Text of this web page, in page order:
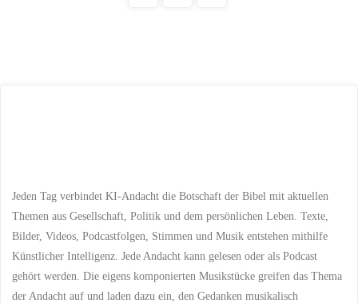
Jeden Tag verbindet KI-Andacht die Botschaft der Bibel mit aktuellen
Themen aus Gesellschaft, Politik und dem persönlichen Leben. Texte,
Bilder, Videos, Podcastfolgen, Stimmen und Musik entstehen mithilfe
Künstlicher Intelligenz. Jede Andacht kann gelesen oder als Podcast
gehört werden. Die eigens komponierten Musikstücke greifen das Thema
der Andacht auf und laden dazu ein, den Gedanken musikalisch